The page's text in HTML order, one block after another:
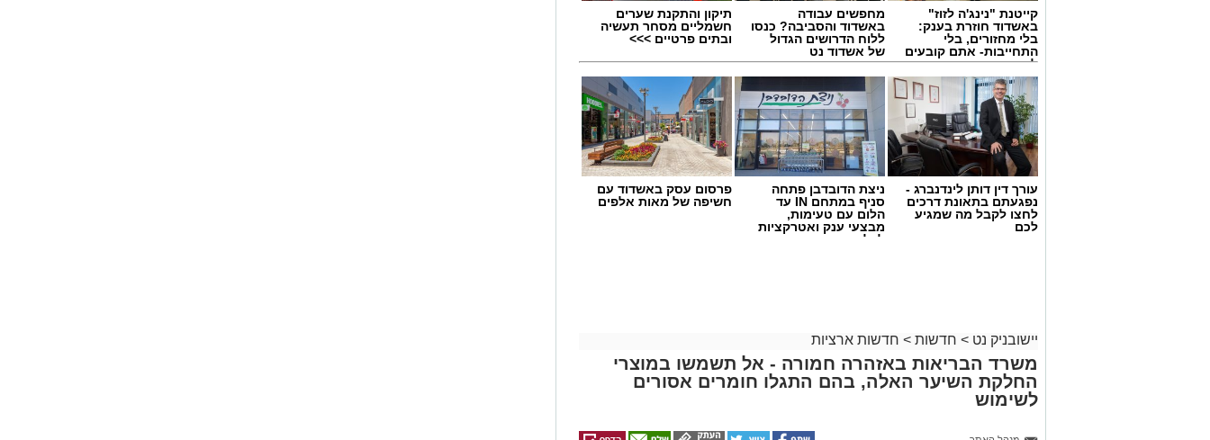
צילום: דוברות איחוד הצלה
נפגעים במצב קל. שניים מהפצועים פונו באמבולנס של איחוד הצלה להמשך טיפול
בבית החולים אסותא באשדוד, בעוד יתר הנפגעים טופלו במקום.
בעקבות התאונה נרשמו עומסי תנועה באזור, והנהגים מתבקשים לנסוע בזהירות
ולהישמע להנחיות כוחות ההצלה והמשטרה.
קייטנת "נינג'ה לזוז"
באשדוד חוזרת בענק:
בלי מחזורים, בלי
התחייבות- אתם קובעים
לכמה ואיזה ימים
להירשם!
מחפשים עבודה
באשדוד והסביבה? כנסו
ללוח הדרושים הגדול
של אשדוד נט
תיקון והתקנת שערים
חשמליים מסחר תעשיה
ובתים פרטיים >>>
עורך דין דותן לינדנברג -
נפגעתם בתאונת דרכים
לחצו לקבל מה שמגיע
לכם
ניצת הדובדבן פתחה
סניף במתחם IN עד
הלום עם טעימות,
מבצעי ענק ואטרקציות
לכל המשפחה
פרסום עסק באשדוד עם
חשיפה של מאות אלפים
יישובניק נט > חדשות > חדשות ארציות
משרד הבריאות באזהרה חמורה - אל תשמשו במוצרי
החלקת השיער האלה, בהם התגלו חומרים אסורים
לשימוש